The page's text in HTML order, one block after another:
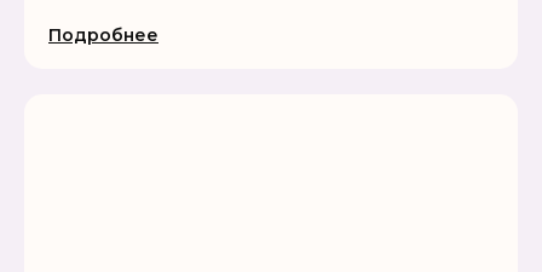
Подробнее